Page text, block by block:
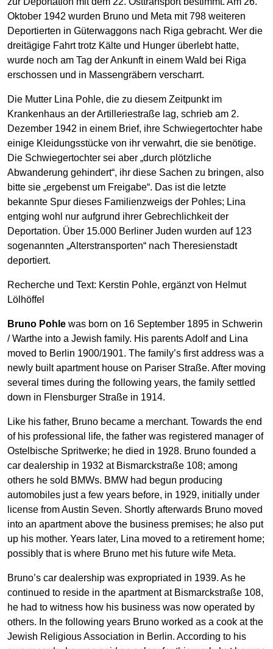
Oktober 1942 wurden Bruno und Meta mit 798 weiteren
Deportierten in Güterwaggons nach Riga gebracht. Wer die
dreitägige Fahrt trotz Kälte und Hunger überlebt hatte,
wurde noch am Tag der Ankunft in einem Wald bei Riga
erschossen und in Massengräbern verscharrt.
Die Mutter Lina Pohle, die zu diesem Zeitpunkt im
Krankenhaus an der Artilleriestraße lag, schrieb am 2.
Dezember 1942 in einem Brief, ihre Schwiegertochter habe
einige Kleidungsstücke von ihr verwahrt, die sie benötige.
Die Schwiegertochter sei aber „durch plötzliche
Abwanderung gehindert“, ihr diese Sachen zu bringen, also
bitte sie „ergebenst um Freigabe“. Das ist die letzte
bekannte Spur dieses Familienzweigs der Pohles; Lina
entging wohl nur aufgrund ihrer Gebrechlichkeit der
Deportation. Über 15.000 Berliner Juden wurden auf 123
sogenannten „Alterstransporten“ nach Theresienstadt
deportiert.
Recherche und Text: Kerstin Pohle, ergänzt von Helmut
Lölhöffel
Bruno Pohle was born on 16 September 1895 in Schwerin
/ Warthe into a Jewish family. His parents Adolf and Lina
moved to Berlin 1900/1901. The family’s first address was a
newly built apartment house on Pariser Straße. After moving
several times during the following years, the family settled
down in Flensburger Straße in 1914.
Like his father, Bruno became a merchant. Towards the end
of his professional life, the father was registered manager of
Ostelbische Spritwerke; he died in 1928. Bruno founded a
car dealership in 1932 at Bismarckstraße 108; among
others he sold BMWs. BMW had begun producing
automobiles just a few years before, in 1929, initially under
license from Austin Seven. Shortly afterwards Bruno moved
into an apartment above the business premises; he also put
up his mother. Years later, Lina moved to a retirement home;
possibly that is where Bruno met his future wife Meta.
Bruno’s car dealership was expropriated in 1939. As he
continued to reside in the apartment at Bismarckstraße 108,
he had to witness how his business was now operated by
others. In the following years Bruno worked as a cook at the
Jewish Religious Association in Berlin. According to his